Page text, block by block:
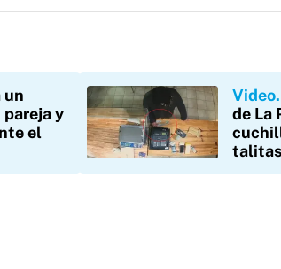
un
pareja y
el
Video
de La
talitas